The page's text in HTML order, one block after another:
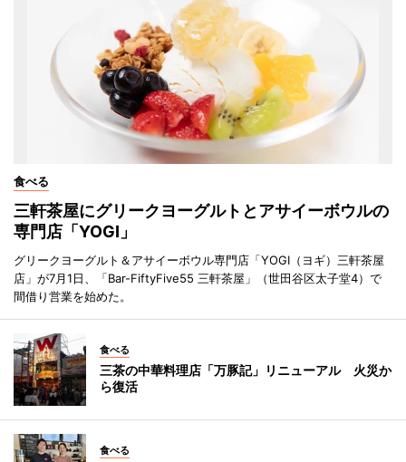
食べる
三軒茶屋にグリークヨーグルトとアサイーボウルの
専門店「YOGI」
グリークヨーグルト＆アサイーボウル専門店「YOGI（ヨギ）三軒茶屋
店」が7月1日、「Bar-FiftyFive55 三軒茶屋」（世田谷区太子堂4）で
間借り営業を始めた。
食べる
三茶の中華料理店「万豚記」リニューアル 火災か
ら復活
食べる